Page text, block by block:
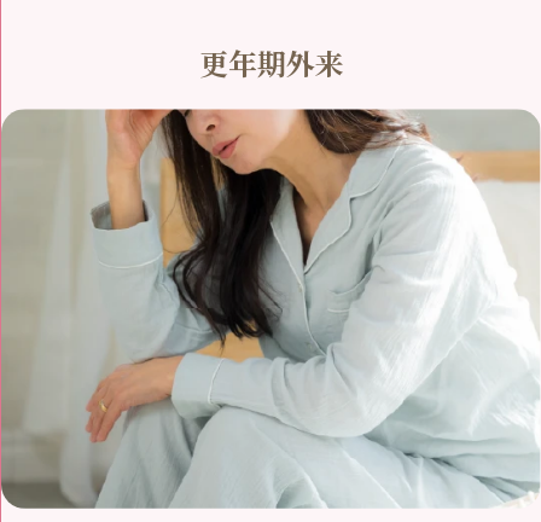
更年期外来